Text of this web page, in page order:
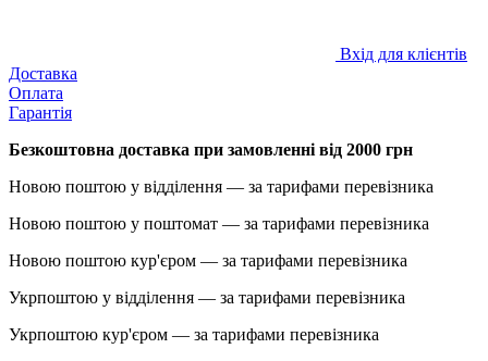
Вхід для клієнтів
Доставка
Оплата
Гарантія
Безкоштовна доставка при замовленні від 2000 грн
Новою поштою у відділення — за тарифами перевізника
Новою поштою у поштомат — за тарифами перевізника
Новою поштою кур'єром — за тарифами перевізника
Укрпоштою у відділення — за тарифами перевізника
Укрпоштою кур'єром — за тарифами перевізника